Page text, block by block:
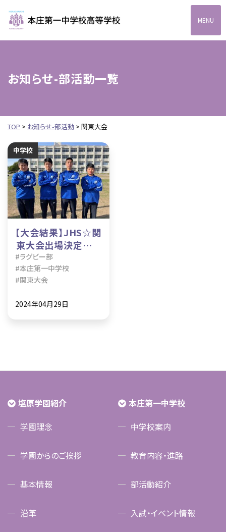
本庄第一高等学校中高一
お知らせ-部活動一覧
TOP > お知らせ-部活動 > 関東大会
中学校
【大会結果】JHS☆関
東大会出場決定☆ラ
グビー部
#ラグビー部
#本庄第一中学校
#関東大会
2024年04月29日
塩原学園紹介
学園理念
学園からのご挨拶
基本情報
沿革
本庄第一中学校
中学校案内
教育内容・進路
部活動紹介
入試・イベント情報